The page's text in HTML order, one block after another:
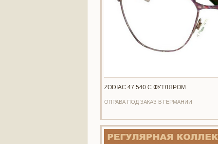
ZODIAC 47 540 С ФУТЛЯРОМ
ОПРАВА ПОД ЗАКАЗ В ГЕРМАНИИ